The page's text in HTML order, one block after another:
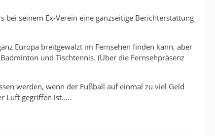
seinem Ex-Verein eine ganzseitige Berichterstattung
Europa breitgewalzt im Fernsehen finden kann, aber
und Tischtennis. (Über die Fernsehpräsenz
werden, wenn der Fußball auf einmal zu viel Geld
Luft gegriffen ist.....